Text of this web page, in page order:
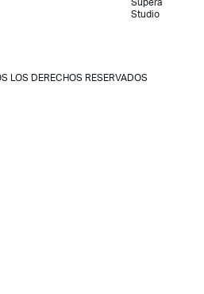
Studio
LOS DERECHOS RESERVADOS